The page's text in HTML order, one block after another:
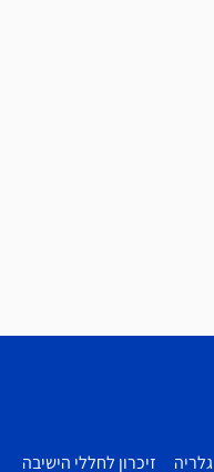
גלריה זיכרון לחללי הישיבה